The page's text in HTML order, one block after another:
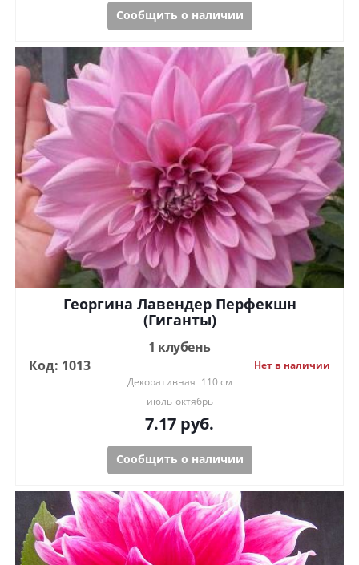
Сообщить о наличии
Георгина Лавендер Перфекшн
(Гиганты)
1 клубень
Код: 1013
Нет в наличии
Декоративная 110 см
июль-октябрь
7.17 руб.
Сообщить о наличии